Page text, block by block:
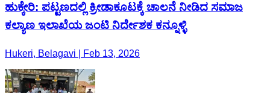
ಹುಕ್ಕೇರಿ: ಪಟ್ಟಣದಲ್ಲಿ ಕ್ರೀಡಾಕೂಟಕ್ಕೆ ಚಾಲನೆ ನೀಡಿದ ಸಮಾಜ
ಕಲ್ಯಾಣ ಇಲಾಖೆಯ ಜಂಟಿ ನಿರ್ದೇಶಕ ಕನ್ನೂಳ್ಳಿ
Hukeri, Belagavi | Feb 13, 2026